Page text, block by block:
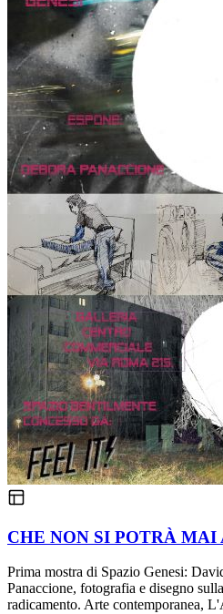
CHE NON SI POTRÀ MAI
Prima mostra di Spazio Genesi:
Panaccione, fotografia e disegno
radicamento. Arte contemporanea,